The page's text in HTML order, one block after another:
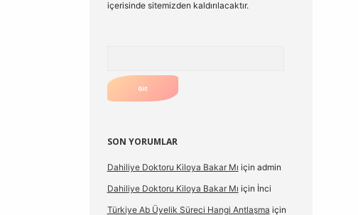
içerisinde sitemizden kaldırılacaktır.
SON YORUMLAR
Dahiliye Doktoru Kiloya Bakar Mı için admin
Dahiliye Doktoru Kiloya Bakar Mı için İnci
Türkiye Ab Üyelik Süreci Hangi Antlaşma için